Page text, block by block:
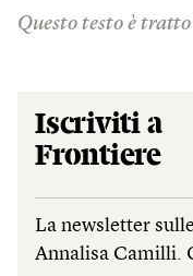
Questo testo è
Iscriviti a
Frontiere
La newsletter
Annalisa Camilli.